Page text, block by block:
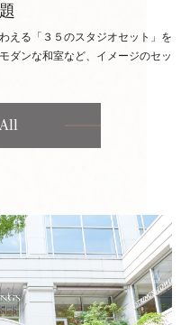
える「３５のスタジオセット」を
ダンな和室など、イメージのセッ